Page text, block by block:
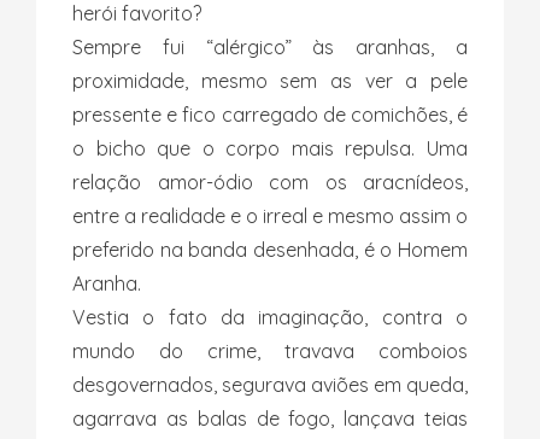
herói favorito?
Sempre fui “alérgico” às aranhas, a
proximidade, mesmo sem as ver a pele
pressente e fico carregado de comichões, é
o bicho que o corpo mais repulsa. Uma
relação amor-ódio com os aracnídeos,
entre a realidade e o irreal e mesmo assim o
preferido na banda desenhada, é o Homem
Aranha.
Vestia o fato da imaginação, contra o
mundo do crime, travava comboios
desgovernados, segurava aviões em queda,
agarrava as balas de fogo, lançava teias